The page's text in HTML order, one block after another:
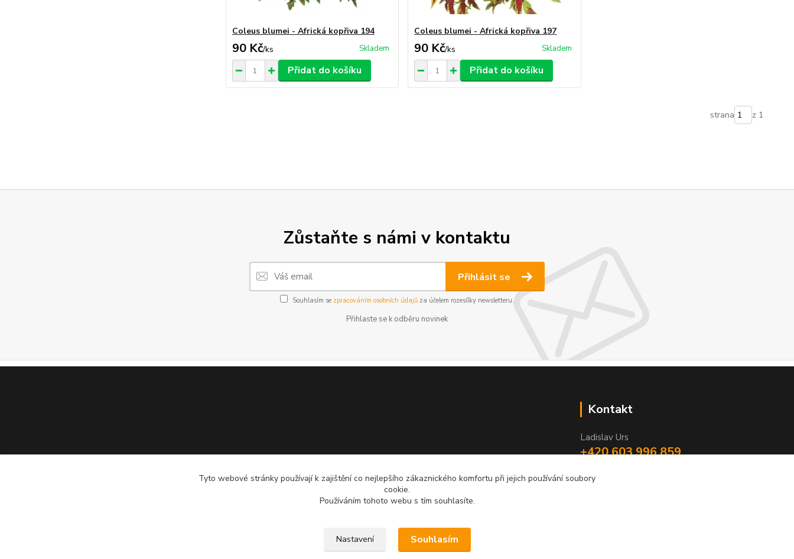
Coleus blumei - Africká kopřiva 194
90 Kč/ks Skladem
Přidat do košíku
Coleus blumei - Africká kopřiva 197
90 Kč/ks Skladem
Přidat do košíku
strana z 1
Zůstaňte s námi v kontaktu
Přihlásit se
Souhlasím se zpracováním osobních údajů za účelem rozesílky newsletteru.
Přihlaste se k odběru novinek
Kontakt
Ladislav Urs
+420 603 996 859
Tyto webové stránky používají k zajištění co nejlepšího zákaznického komfortu při jejich používání soubory
cookie.
Používáním tohoto webu s tím souhlasíte.
Nastavení Souhlasím